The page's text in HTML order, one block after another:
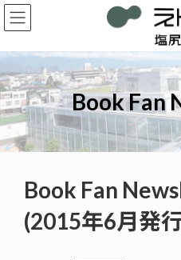
コ
ン
ン
ツ
へ
ス
キ
ッ
プ
ナ
ビ
ー
シ
ョ
ン
に
移
動
Book Fan
Book Fan
(2015年6月発行